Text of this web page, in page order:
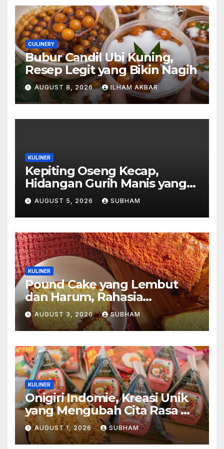
CULINERY
Bubur Candil Ubi Kuning,
Resep Legit yang Bikin Nagih
AUGUST 8, 2026 ILHAM AKBAR
KULINER
Kepiting Oseng Kecap,
Hidangan Gurih Manis yang
Selalu Menggugah Selera di
Setiap Suapan
AUGUST 5, 2026 SUBHAM
KULINER
Pound Cake yang Lembut
dan Harum, Rahasia
Kelezatan Kue Klasik yang
Tak Pernah Kehilangan
Pesona
AUGUST 3, 2026 SUBHAM
KULINER
Onigiri Indomie, Kreasi Unik
yang Mengubah Cita Rasa Mi
Favorit Menjadi Sajian
Kekinian
AUGUST 1, 2026 SUBHAM